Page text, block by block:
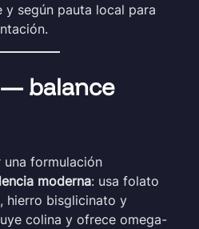
y según pauta local para
balance
una formulación
moderna: usa folato
hierro bisglicinato y
colina y ofrece omega-